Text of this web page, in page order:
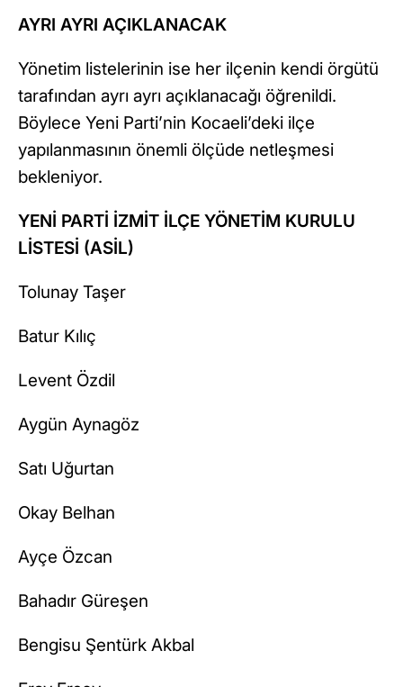
AYRI AYRI AÇIKLANACAK
Yönetim listelerinin ise her ilçenin kendi örgütü
tarafından ayrı ayrı açıklanacağı öğrenildi.
Böylece Yeni Parti’nin Kocaeli’deki ilçe
yapılanmasının önemli ölçüde netleşmesi
bekleniyor.
YENİ PARTİ İZMİT İLÇE YÖNETİM KURULU
LİSTESİ (ASİL)
Tolunay Taşer
Batur Kılıç
Levent Özdil
Aygün Aynagöz
Satı Uğurtan
Okay Belhan
Ayçe Özcan
Bahadır Güreşen
Bengisu Şentürk Akbal